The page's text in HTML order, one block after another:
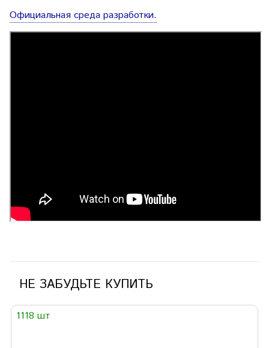
Официальная среда разработки.
НЕ ЗАБУДЬТЕ КУПИТЬ
1118 шт